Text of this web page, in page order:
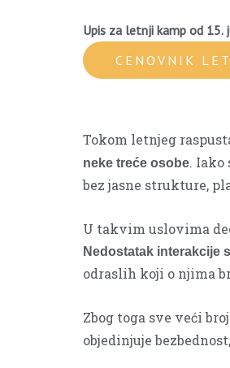
Upis za letnji kamp od 15.
CENOVNIK
Tokom letnjeg
neke treće osobe. Iako
bez jasne strukture,
U takvim uslovima
Nedostatak interakcije
odraslih koji o njima
Zbog toga sve veći
objedinjuje